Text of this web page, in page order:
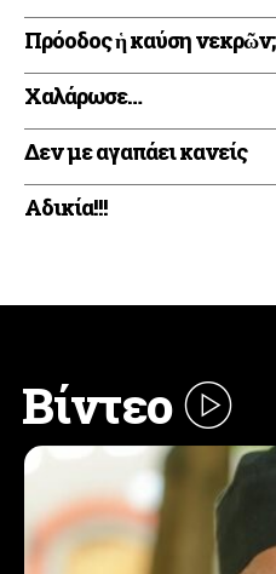
Πρόοδος ἡ καύση νεκρῶν;
Xαλάρωσε…
Δεν με αγαπάει κανείς
Αδικία!!!
Βίντεο